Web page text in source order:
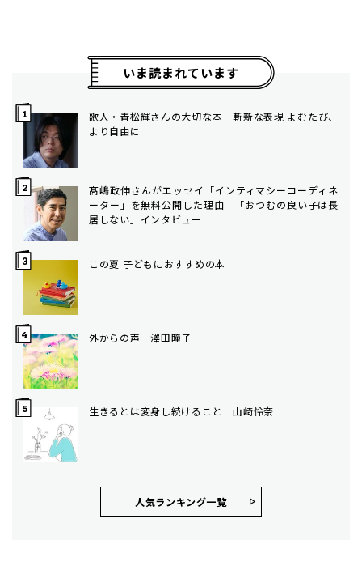
いま読まれています
歌人・青松輝さんの大切な本 斬新な表現 よむたび、
より自由に
髙嶋政伸さんがエッセイ「インティマシーコーディネ
ーター」を無料公開した理由 「おつむの良い子は長
居しない」インタビュー
この夏 子どもにおすすめの本
外からの声 澤田瞳子
生きるとは変身し続けること 山崎怜奈
人気ランキング⼀覧